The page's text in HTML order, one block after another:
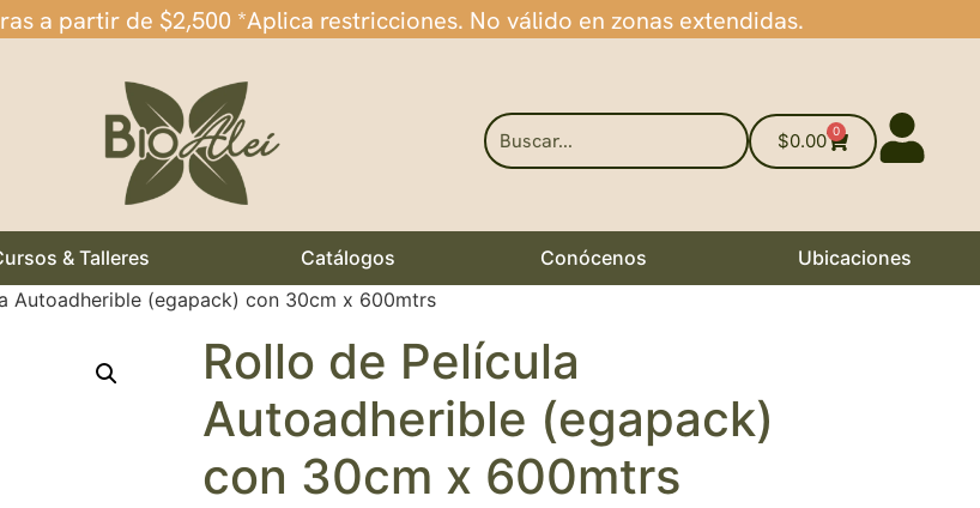
a partir de $2,500 *Aplica restricciones. No válido en zonas extendidas.
$0.00 0
& Talleres Catálogos Conócenos
Ubicaciones
Autoadherible (egapack) con 30cm x 600mtrs
Rollo de Película
Autoadherible (egapack)
con 30cm x 600mtrs